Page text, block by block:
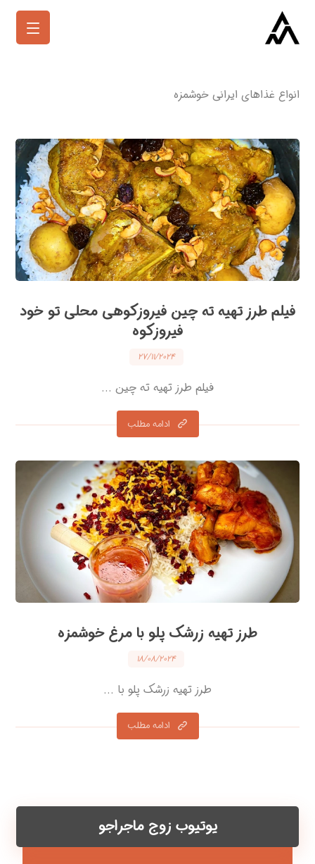
انواع غذاهای ایرانی خوشمزه
فیلم طرز تهیه ته چین فیروزکوهی محلی تو خود
فیروزکوه
۲۷/۱۱/۲۰۲۴
فیلم طرز تهیه ته چین ...
ادامه مطلب
طرز تهیه زرشک پلو با مرغ خوشمزه
۱۸/۰۸/۲۰۲۴
طرز تهیه زرشک پلو با ...
ادامه مطلب
یوتیوب زوج ماجراجو